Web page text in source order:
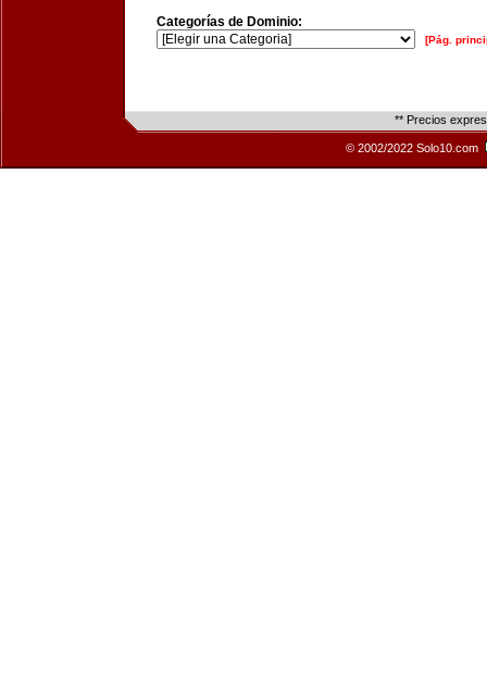
Categorías de Dominio:
[Pág.
** Precios
© 2002/2022 Solo10.com